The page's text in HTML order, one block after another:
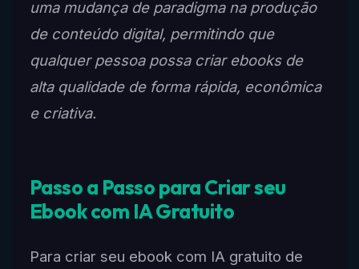
uma mudança de paradigma na produção
de conteúdo digital, permitindo que
qualquer pessoa possa criar ebooks de
alta qualidade de forma rápida, econômica
e criativa.
Passo a Passo para Criar seu
Ebook com IA Gratuito
Para criar seu ebook com IA gratuito de